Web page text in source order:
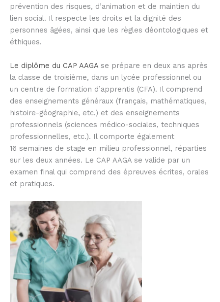
prévention des risques, d’animation et de maintien du
lien social. Il respecte les droits et la dignité des
personnes âgées, ainsi que les règles déontologiques et
éthiques.
Le diplôme du CAP AAGA se prépare en deux ans après
la classe de troisième, dans un lycée professionnel ou
un centre de formation d’apprentis (CFA). Il comprend
des enseignements généraux (français, mathématiques,
histoire-géographie, etc.) et des enseignements
professionnels (sciences médico-sociales, techniques
professionnelles, etc.). Il comporte également
16 semaines de stage en milieu professionnel, réparties
sur les deux années. Le CAP AAGA se valide par un
examen final qui comprend des épreuves écrites, orales
et pratiques.